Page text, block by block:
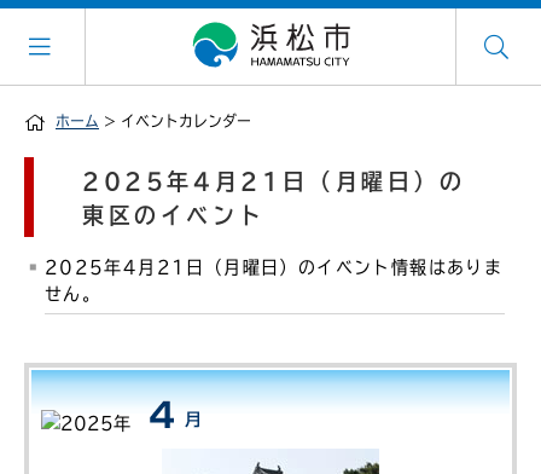
ホーム > イベントカレンダー
2025年4月21日（月曜日）の
東区のイベント
2025年4月21日（月曜日）のイベント情報はありま
せん。